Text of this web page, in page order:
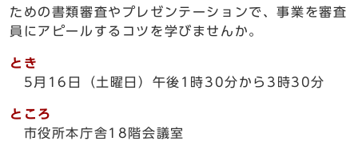
ための書類審査やプレゼンテーションで、事業を審査
員にアピールするコツを学びませんか。
とき
5月16日（土曜日）午後1時30分から3時30分
ところ
市役所本庁舎18階会議室